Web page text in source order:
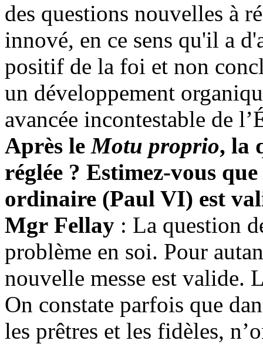
des questions nouvelles à
innové, en ce sens qu'il a
positif de la foi et non
un développement
avancée incontestable de
Après leMotu proprio, la
réglée ? Estimez-vous
ordinaire (Paul VI) est
Mgr Fellay : La question
problème en soi. Pour
nouvelle messe est valide.
On constate parfois que
les prêtres et les fidèles,